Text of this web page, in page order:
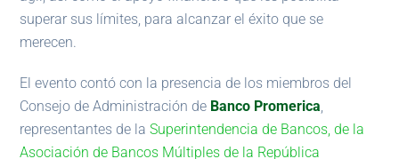
superar sus límites, para alcanzar el éxito que se
merecen.
El evento contó con la presencia de los miembros del
Consejo de Administración de Banco Promerica
representantes de laSuperintendencia de Bancos, de la
Asociación de Bancos Múltiples de la República